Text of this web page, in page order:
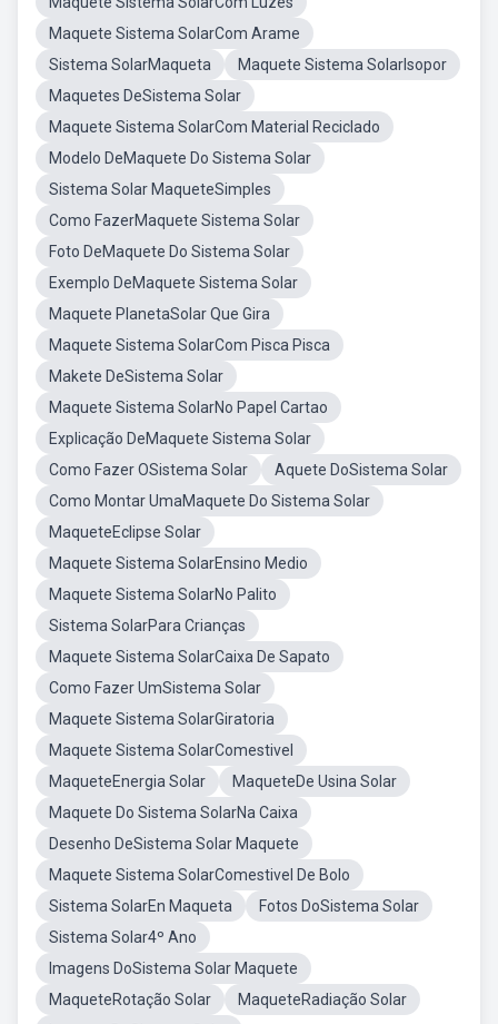
Maquete Sistema SolarCom Arame
Sistema SolarMaqueta
Maquete Sistema SolarIsopor
Maquetes DeSistema Solar
Maquete Sistema SolarCom Material Reciclado
Modelo DeMaquete Do Sistema Solar
Sistema Solar MaqueteSimples
Como FazerMaquete Sistema Solar
Foto DeMaquete Do Sistema Solar
Exemplo DeMaquete Sistema Solar
Maquete PlanetaSolar Que Gira
Maquete Sistema SolarCom Pisca Pisca
Makete DeSistema Solar
Maquete Sistema SolarNo Papel Cartao
Explicação DeMaquete Sistema Solar
Como Fazer OSistema Solar
Aquete DoSistema Solar
Como Montar UmaMaquete Do Sistema Solar
MaqueteEclipse Solar
Maquete Sistema SolarEnsino Medio
Maquete Sistema SolarNo Palito
Sistema SolarPara Crianças
Maquete Sistema SolarCaixa De Sapato
Como Fazer UmSistema Solar
Maquete Sistema SolarGiratoria
Maquete Sistema SolarComestivel
MaqueteEnergia Solar
MaqueteDe Usina Solar
Maquete Do Sistema SolarNa Caixa
Desenho DeSistema Solar Maquete
Maquete Sistema SolarComestivel De Bolo
Sistema SolarEn Maqueta
Fotos DoSistema Solar
Sistema Solar4º Ano
Imagens DoSistema Solar Maquete
MaqueteRotação Solar
MaqueteRadiação Solar